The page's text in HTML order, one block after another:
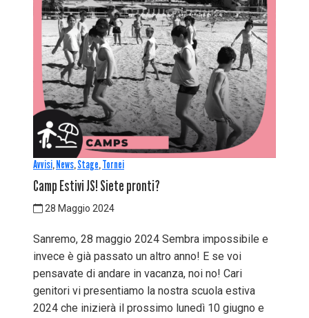
Avvisi,News,Stage,Tornei
Camp Estivi JS! Siete pronti?
28 Maggio 2024
Sanremo, 28 maggio 2024 Sembra impossibile e
invece è già passato un altro anno! E se voi
pensavate di andare in vacanza, noi no! Cari
genitori vi presentiamo la nostra scuola estiva
2024 che inizierà il prossimo lunedì 10 giugno e